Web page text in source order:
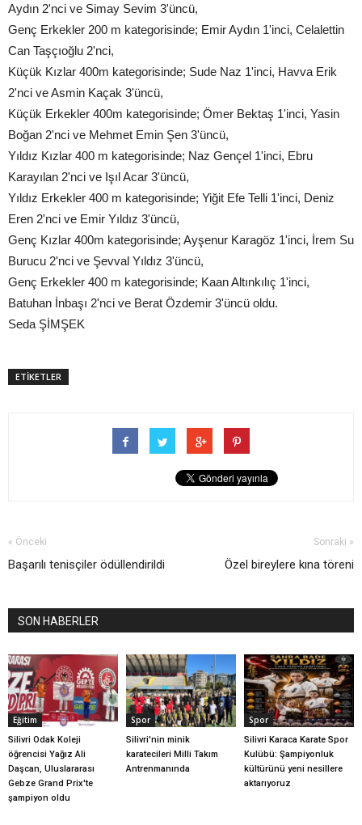
Aydın 2'nci ve Simay Sevim 3'üncü,
Genç Erkekler 200 m kategorisinde; Emir Aydın 1'inci, Celalettin
Can Taşçıoğlu 2'nci,
Küçük Kızlar 400m kategorisinde; Sude Naz 1'inci, Havva Erik
2'nci ve Asmin Kaçak 3'üncü,
Küçük Erkekler 400m kategorisinde; Ömer Bektaş 1'inci, Yasin
Boğan 2'nci ve Mehmet Emin Şen 3'üncü,
Yıldız Kızlar 400 m kategorisinde; Naz Gençel 1'inci, Ebru
Karayılan 2'nci ve Işıl Acar 3'üncü,
Yıldız Erkekler 400 m kategorisinde; Yiğit Efe Telli 1'inci, Deniz
Eren 2'nci ve Emir Yıldız 3'üncü,
Genç Kızlar 400m kategorisinde; Ayşenur Karagöz 1'inci, İrem Su
Burucu 2'nci ve Şevval Yıldız 3'üncü,
Genç Erkekler 400 m kategorisinde; Kaan Altınkılıç 1'inci,
Batuhan İnbaşı 2'nci ve Berat Özdemir 3'üncü oldu.
Seda ŞİMŞEK
ETİKETLER
« Önceki
Başarılı tenisçiler ödüllendirildi
Sonraki »
Özel bireylere kına töreni
SON HABERLER
Eğitim
Silivri Odak Koleji
öğrencisi Yağız Ali
Daşcan, Uluslararası
Gebze Grand Prix'te
şampiyon oldu
Spor
Silivri'nin minik
karatecileri Milli Takım
Antrenmanında
Spor
Silivri Karaca Karate Spor
Kulübü: Şampiyonluk
kültürünü yeni nesillere
aktarıyoruz